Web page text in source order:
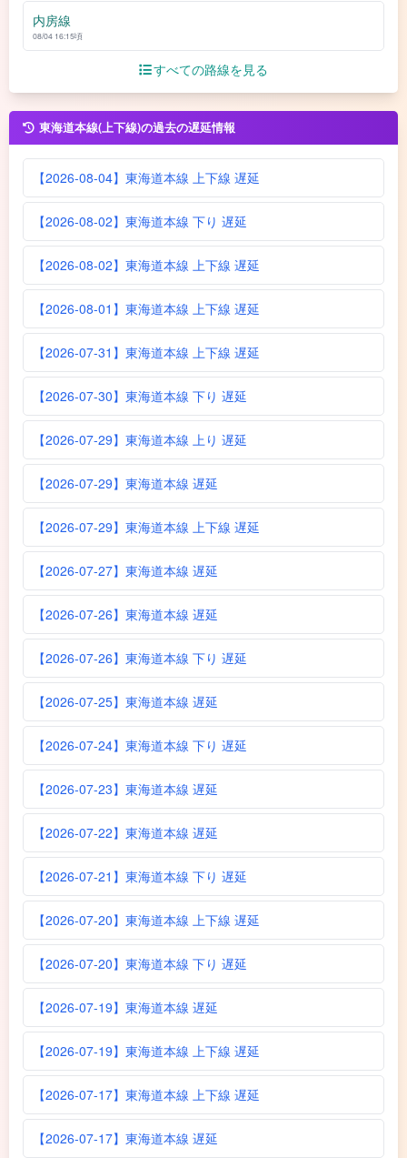
内房線
08/04 16:15頃
すべての路線を見る
東海道本線(上下線)の過去の遅延情報
【2026-08-04】東海道本線 上下線 遅延
【2026-08-02】東海道本線 下り 遅延
【2026-08-02】東海道本線 上下線 遅延
【2026-08-01】東海道本線 上下線 遅延
【2026-07-31】東海道本線 上下線 遅延
【2026-07-30】東海道本線 下り 遅延
【2026-07-29】東海道本線 上り 遅延
【2026-07-29】東海道本線 遅延
【2026-07-29】東海道本線 上下線 遅延
【2026-07-27】東海道本線 遅延
【2026-07-26】東海道本線 遅延
【2026-07-26】東海道本線 下り 遅延
【2026-07-25】東海道本線 遅延
【2026-07-24】東海道本線 下り 遅延
【2026-07-23】東海道本線 遅延
【2026-07-22】東海道本線 遅延
【2026-07-21】東海道本線 下り 遅延
【2026-07-20】東海道本線 上下線 遅延
【2026-07-20】東海道本線 下り 遅延
【2026-07-19】東海道本線 遅延
【2026-07-19】東海道本線 上下線 遅延
【2026-07-17】東海道本線 上下線 遅延
【2026-07-17】東海道本線 遅延